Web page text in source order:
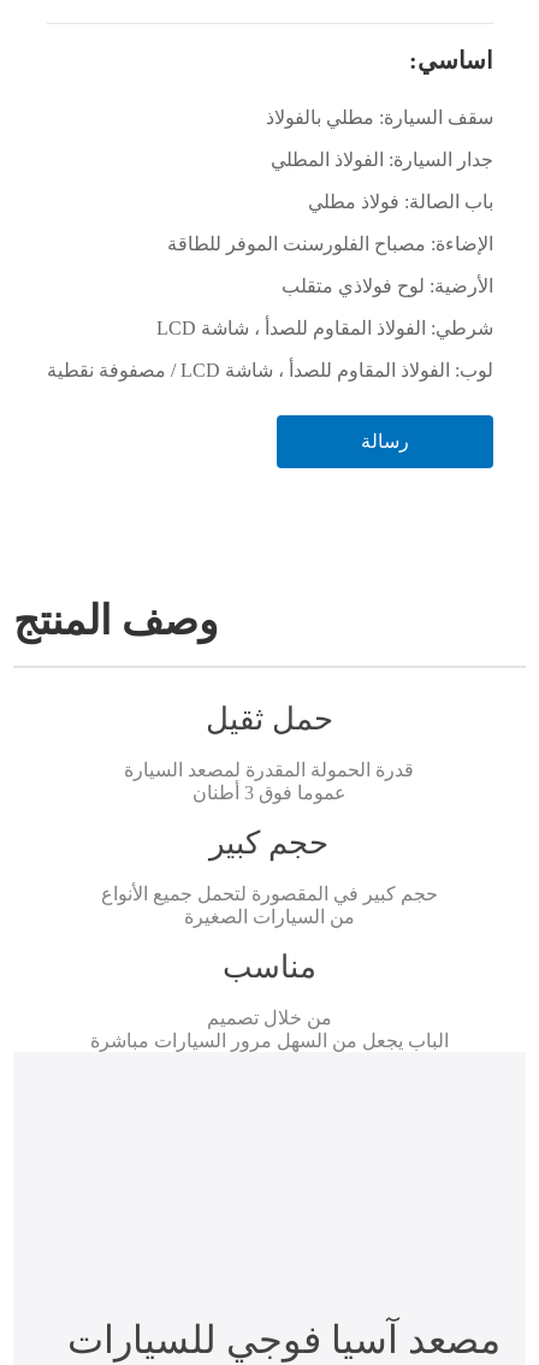
اساسي:
سقف السيارة: مطلي بالفولاذ
جدار السيارة: الفولاذ المطلي
باب الصالة: فولاذ مطلي
الإضاءة: مصباح الفلورسنت الموفر للطاقة
الأرضية: لوح فولاذي متقلب
شرطي: الفولاذ المقاوم للصدأ ، شاشة LCD
لوب: الفولاذ المقاوم للصدأ ، شاشة LCD / مصفوفة نقطية
رسالة
وصف المنتج
حمل ثقيل
قدرة الحمولة المقدرة لمصعد السيارة
عموما فوق 3 أطنان
حجم كبير
حجم كبير في المقصورة لتحمل جميع الأنواع
من السيارات الصغيرة
مناسب
من خلال تصميم
الباب يجعل من السهل مرور السيارات مباشرة
مصعد آسيا فوجي للسيارات